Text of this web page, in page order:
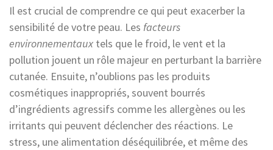
Il est crucial de comprendre ce qui peut exacerber la
sensibilité de votre peau. Les facteurs
environnementaux tels que le froid, le vent et la
pollution jouent un rôle majeur en perturbant la barrière
cutanée. Ensuite, n’oublions pas les produits
cosmétiques inappropriés, souvent bourrés
d’ingrédients agressifs comme les allergènes ou les
irritants qui peuvent déclencher des réactions. Le
stress, une alimentation déséquilibrée, et même des